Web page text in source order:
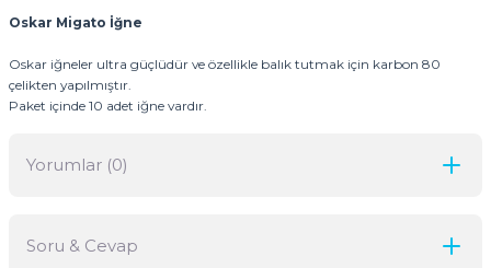
Oskar Migato İğne
Oskar iğneler ultra güçlüdür ve özellikle balık tutmak için karbon 80
çelikten yapılmıştır.
Paket içinde 10 adet iğne vardır.
Yorumlar (0)
Soru & Cevap